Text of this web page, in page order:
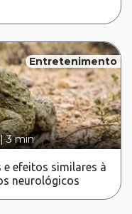
Entretenimento
3 min
e efeitos similares à
neurológicos